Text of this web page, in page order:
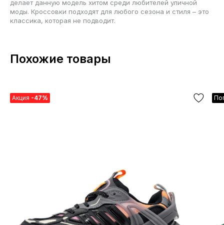
делает данную модель хитом среди любителей уличной
моды. Кроссовки подходят для любого сезона и стиля – это
классика, которая не подводит.
Похожие товары
Акция -47%